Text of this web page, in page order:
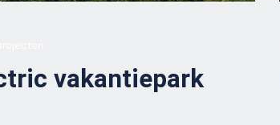
vakantiepark